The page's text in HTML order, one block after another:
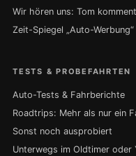
Wir hören uns: Tom
Zeit-Spiegel „Auto-Werbung“
TESTS & PROBEFAHRTEN
Auto-Tests & Fahrberichte
Roadtrips: Mehr als nur ein
Sonst noch ausprobiert
Unterwegs im Oldtimer oder